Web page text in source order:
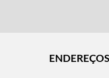
ENDEREÇOS